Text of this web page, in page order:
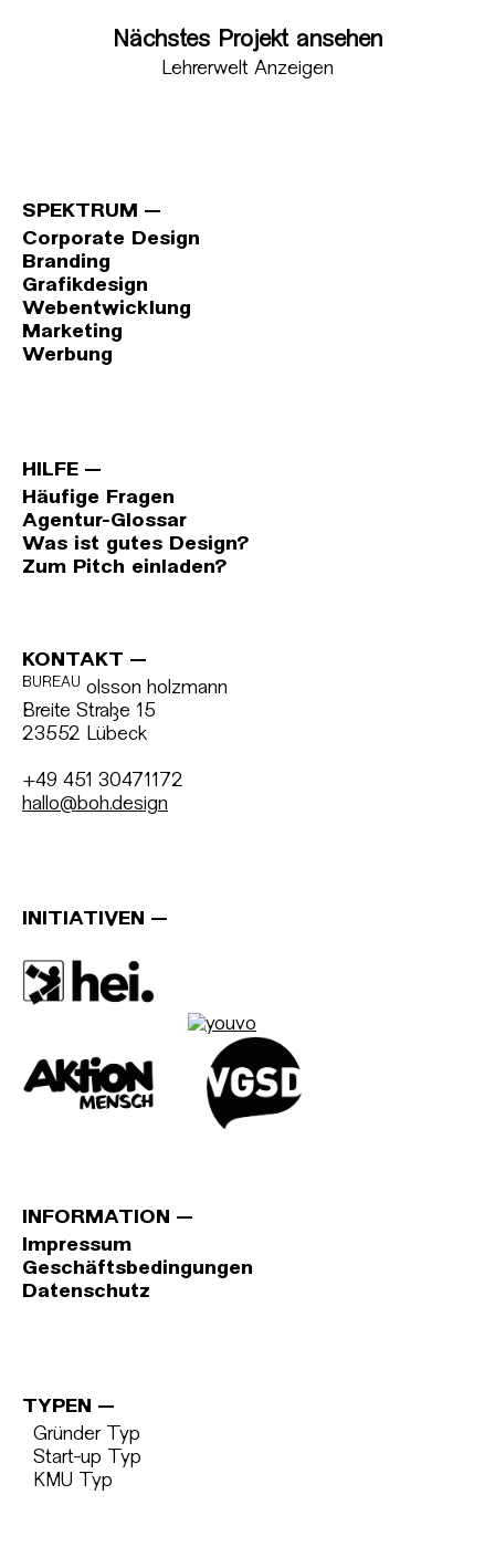
Nächstes Projekt ansehen
Lehrerwelt Anzeigen
SPEKTRUM
Corporate Design
Branding
Grafikdesign
Webentwicklung
Marketing
Werbung
HILFE
Häufige Fragen
Agentur-Glossar
Was ist gutes Design?
Zum Pitch einladen?
KONTAKT
BUREAU olsson holzmann
Breite Straße 15
23552 Lübeck
+49 451 30471172
hallo@boh.design
INITIATIVEN
INFORMATION
Impressum
Geschäftsbedingungen
Datenschutz
TYPEN
Gründer Typ
Start-up Typ
KMU Typ